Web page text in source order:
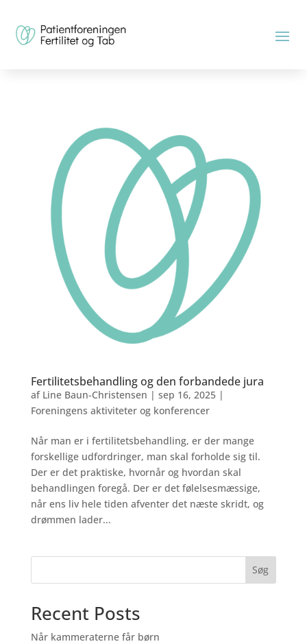
Fertilitetsbehandling og den forbandede jura
af Line Baun-Christensen | sep 16, 2025|
Foreningens aktiviteter og konferencer
Når man er i fertilitetsbehandling, er der mange
forskellige udfordringer, man skal forholde sig til.
Der er det praktiske, hvornår og hvordan skal
behandlingen foregå. Der er det følelsesmæssige,
når ens liv hele tiden afventer det næste skridt, og
drømmen lader...
Søg
Recent Posts
Når kammeraterne får børn